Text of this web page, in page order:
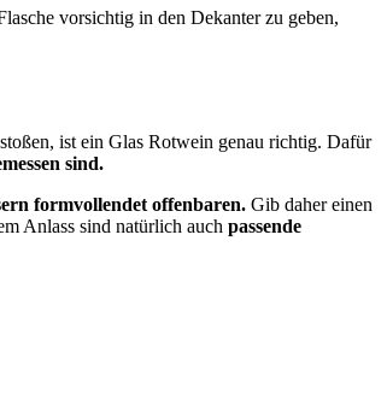
vorsichtig in den Dekanter zu geben,
ist ein Glas Rotwein genau richtig. Dafür
sind.
formvollendet offenbaren. Gib daher einen
Anlass sind natürlich auch passende